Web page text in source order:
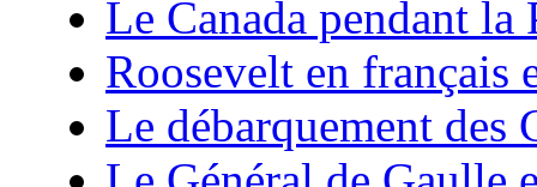
Le Canada pendant
Roosevelt en français
Le débarquement des